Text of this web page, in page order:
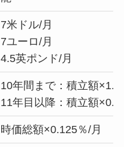
7米ドル/月
7ユーロ/月
4.5英ポンド/月
10年間まで：積立額×1.9
11年目以降：積立額
時価総額×0.125％/月